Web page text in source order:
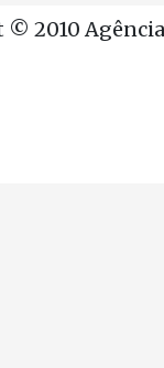
2010